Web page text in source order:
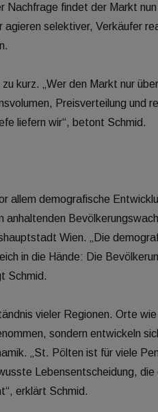
Nachfrage findet der Markt
selektiver, Verkäufer
kurz. „Wer den Markt nur
Preisverteilung und
liefern wir“, betont Schmid.
allem demografische
Wien. „Die
in die Hände: Die
Schmid.
vieler Regionen. Orte
sondern entwickeln
„St. Pölten ist für viele
Lebensentscheidung, die
erklärt Schmid.